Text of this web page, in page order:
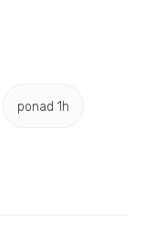
ponad 1h